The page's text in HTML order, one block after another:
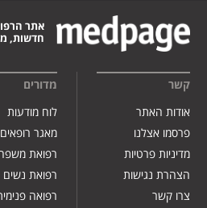
אתר
חדשות,
קשר
אודות האתר
פרסמו אצלנו
מדיניות פרטיות
הצהרת נגישות
צרו קשר
מדורים
לוח מודעות
מאגר
רפואת
רפואת נשים
רפואה